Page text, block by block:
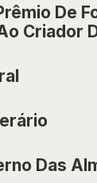
De
Criador
Das